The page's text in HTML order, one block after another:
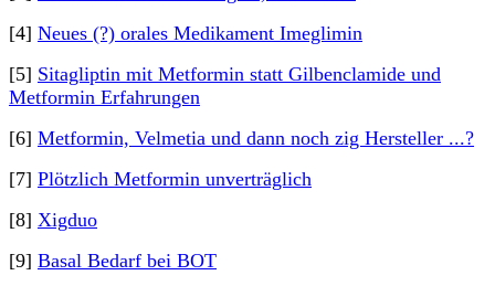
[4] Neues (?) orales Medikament Imeglimin
[5] Sitagliptin mit Metformin statt Gilbenclamide und
Metformin Erfahrungen
[6] Metformin, Velmetia und dann noch zig Hersteller ...?
[7] Plötzlich Metformin unverträglich
[8] Xigduo
[9] Basal Bedarf bei BOT